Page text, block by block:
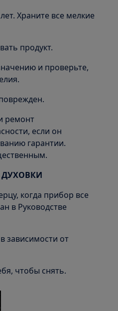
Храните все мелкие
продукт.
и проверьте,
ремонт
если он
гарантии.
ДУХОВКИ
когда прибор все
в Руководстве
зависимости от
чтобы снять.